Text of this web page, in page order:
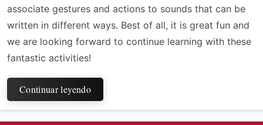
associate gestures and actions to sounds that can be
written in different ways. Best of all, it is great fun and
we are looking forward to continue learning with these
fantastic activities!
Continuar leyendo